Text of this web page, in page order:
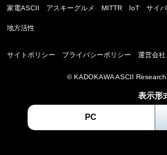
家電ASCII アスキーグルメ MITTR IoT サイ
地方活性
サイトポリシー プライバシーポリシー 運営会社
© KADOKAWA ASCII
表示形
PC